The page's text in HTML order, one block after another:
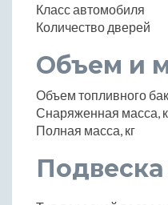
Класс автомобиля
Количество дверей
Объем и
Объем топливного
Снаряженная масса,
Полная масса, кг